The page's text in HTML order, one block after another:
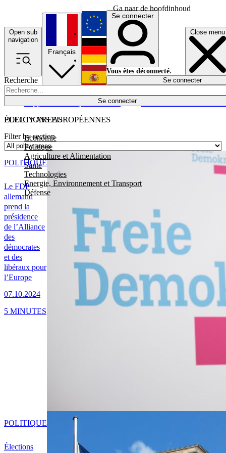
Ga naar de hoofdinhoud
Open sub
navigation
Close menu
Recherche
Se connecter
POLICY AREAS
Economie
Politique
Agriculture et Alimentation
Santé
Technologies
Energie, Environnement et Transport
Défense
Économie
Français
English
Deutsch
Español
Se connecter
Vous êtes déconnecté.
Se connecter
ÉLECTIONS EUROPÉENNES
Filter by section
Le FDP
allemand
prend la
présidence
de l’Alliance
des
démocrates
et des
libéraux pour
l’Europe
07.10.2024
POLITIQUE
5 MINUTES
Élections
POLITIQUE